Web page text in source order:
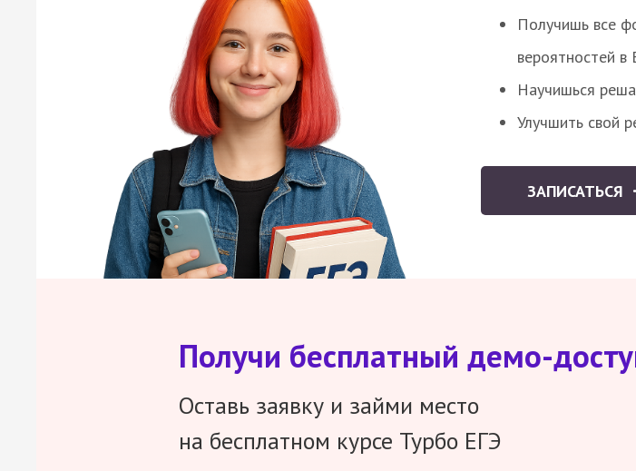
Получишь все
вероятностей
Научишься
Улучшить свой
ЗАПИСАТЬСЯ
Получи бесплатный демо-
Оставь заявку и займи место
на бесплатном курсе Турбо ЕГЭ